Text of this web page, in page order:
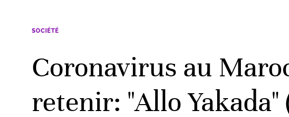
SOCIÉTÉ
Coronavirus au
retenir: "Allo Yakada"